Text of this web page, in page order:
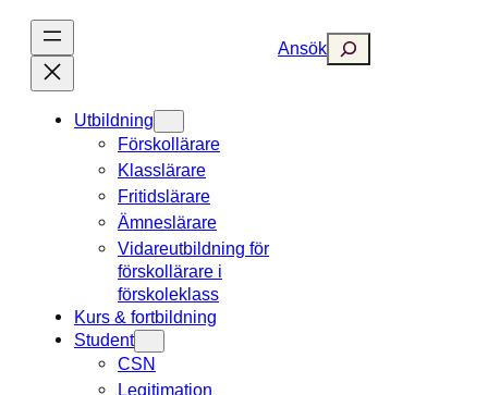
Hoppa
innehåll
Utbildning
Förskollärare
Klasslärare
Fritidslärare
Ämneslärare
Vidareutbildning för
förskollärare i
förskoleklass
Kurs & fortbildning
Student
CSN
Legitimation
AnsökSearch